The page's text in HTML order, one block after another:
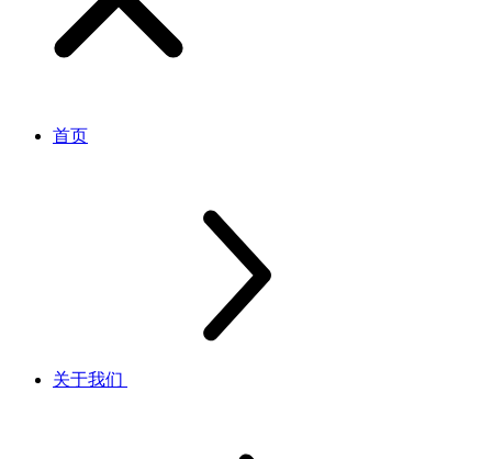
首页
关于我们